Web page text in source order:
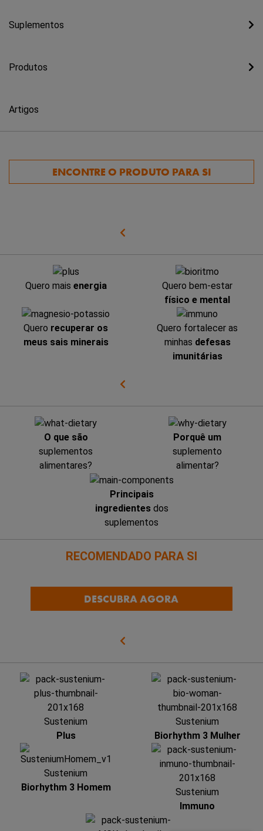
Suplementos
Produtos
Artigos
ENCONTRE O PRODUTO PARA SI
Quero mais energia
Quero bem-estar
físico e mental
Quero recuperar os
meus sais minerais
Quero fortalecer as
minhas defesas
imunitárias
O que são
suplementos
alimentares?
Porquê um
suplemento
alimentar?
Principais
ingredientesdos
suplementos
RECOMENDADO PARA SI
DESCUBRA AGORA
Sustenium
Plus
Sustenium
Biorhythm 3 Mulher
Sustenium
Biorhythm 3 Homem
Sustenium
Immuno